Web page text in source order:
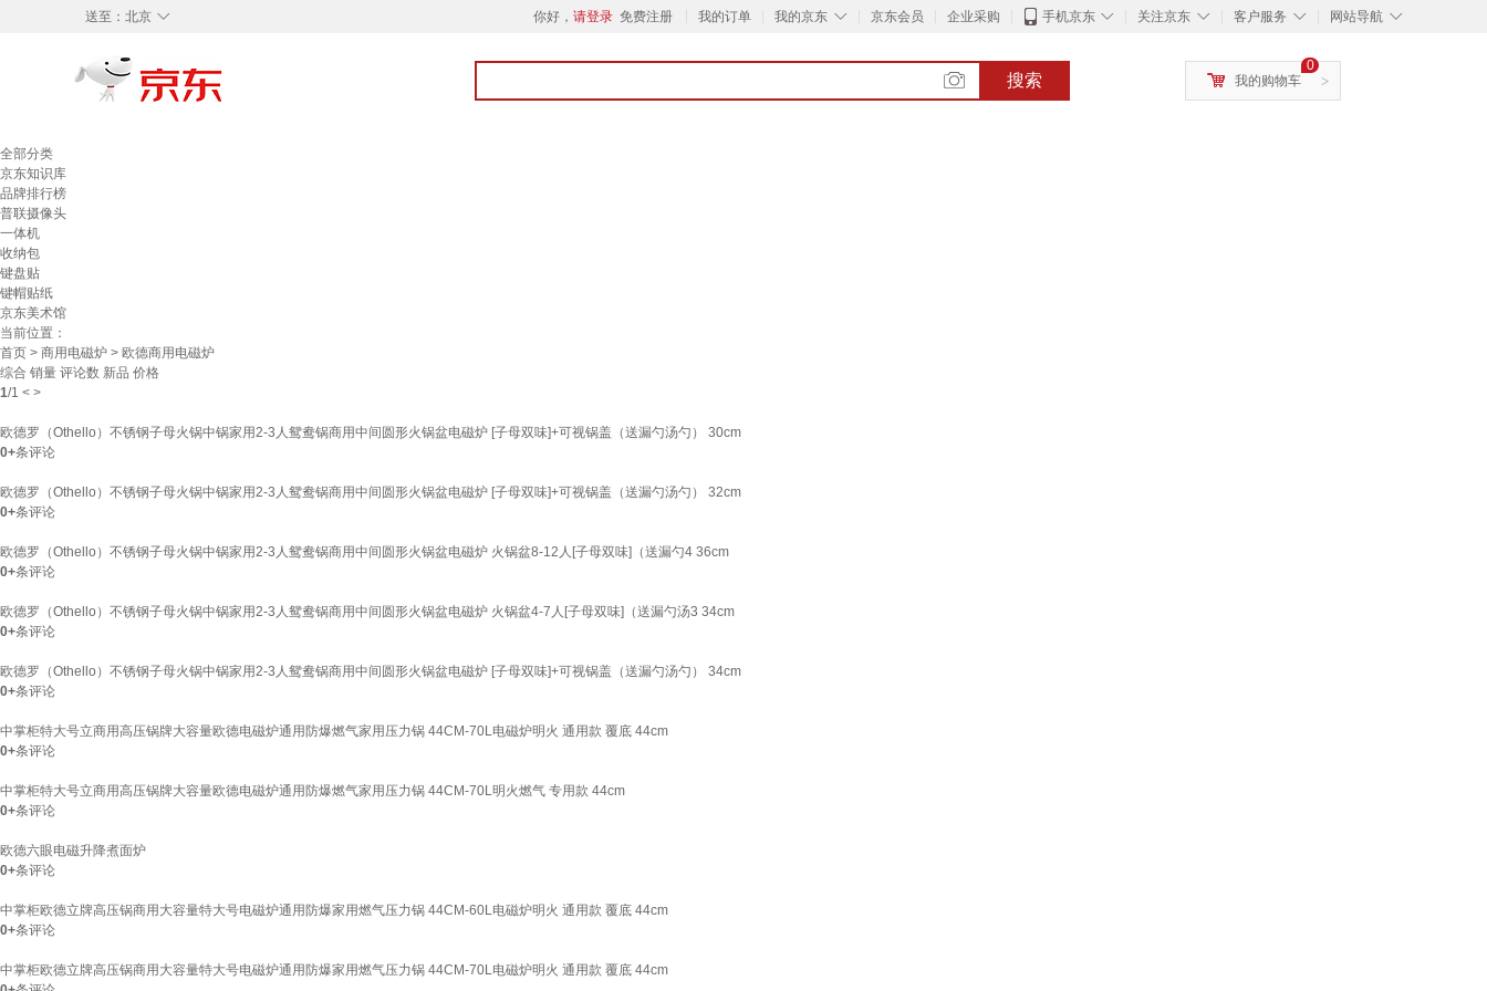
◇
送至： 北京 你好， 请登录 免费注册 我的订单 ◇
我的京东 京东会员 企业采购 ◇
手机京东 ◇
关注京东 ◇
客户服务 ◇
网站导航
搜索 >
0
我的购物车
全部分类
京东知识库
品牌排行榜
普联摄像头
一体机
收纳包
键盘贴
键帽贴纸
京东美术馆
当前位置：
首页 > 商用电磁炉 > 欧德商用电磁炉
综合 销量 评论数 新品 价格
1/1 < >
欧德罗（Othello）不锈钢子母火锅中锅家用2-3人鸳鸯锅商用中间圆形火锅盆电磁炉 [子母双味]+可视锅盖（送漏勺汤勺） 30cm
0+条评论
欧德罗（Othello）不锈钢子母火锅中锅家用2-3人鸳鸯锅商用中间圆形火锅盆电磁炉 [子母双味]+可视锅盖（送漏勺汤勺） 32cm
0+条评论
欧德罗（Othello）不锈钢子母火锅中锅家用2-3人鸳鸯锅商用中间圆形火锅盆电磁炉 火锅盆8-12人[子母双味]（送漏勺4 36cm
0+条评论
欧德罗（Othello）不锈钢子母火锅中锅家用2-3人鸳鸯锅商用中间圆形火锅盆电磁炉 火锅盆4-7人[子母双味]（送漏勺汤3 34cm
0+条评论
欧德罗（Othello）不锈钢子母火锅中锅家用2-3人鸳鸯锅商用中间圆形火锅盆电磁炉 [子母双味]+可视锅盖（送漏勺汤勺） 34cm
0+条评论
中掌柜特大号立商用高压锅牌大容量欧德电磁炉通用防爆燃气家用压力锅 44CM-70L电磁炉明火 通用款 覆底 44cm
0+条评论
中掌柜特大号立商用高压锅牌大容量欧德电磁炉通用防爆燃气家用压力锅 44CM-70L明火燃气 专用款 44cm
0+条评论
欧德六眼电磁升降煮面炉
0+条评论
中掌柜欧德立牌高压锅商用大容量特大号电磁炉通用防爆家用燃气压力锅 44CM-60L电磁炉明火 通用款 覆底 44cm
0+条评论
中掌柜欧德立牌高压锅商用大容量特大号电磁炉通用防爆家用燃气压力锅 44CM-70L电磁炉明火 通用款 覆底 44cm